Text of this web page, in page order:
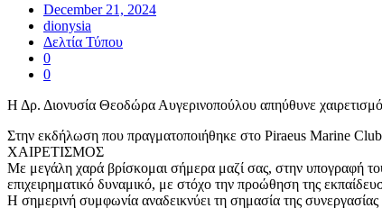
December 21, 2024
dionysia
Δελτία Τύπου
0
0
Η Δρ. Διονυσία Θεοδώρα Αυγερινοπούλου απηύθυνε
Στην εκδήλωση που πραγματοποιήθηκε στο Piraeus Marine Club
ΧΑΙΡΕΤΙΣΜΟΣ
Με μεγάλη χαρά βρίσκομαι σήμερα μαζί σας, στην υπογραφή
επιχειρηματικό δυναμικό, με στόχο την προώθηση της
Η σημερινή συμφωνία αναδεικνύει τη σημασία της συνεργασίας